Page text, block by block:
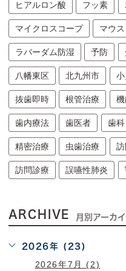
ヒアルロン酸 フッ素
マイクロスコープ マウ
ラバーダム防湿 予防
八幡東区 北九州市
抜歯即時 根管治療
歯内療法 歯医者 歯科
精密治療 虫歯治療
訪問診療 誤嚥性肺炎
ARCHIVE 月別アーカ
2026年 (23)
2026年7月 (2)